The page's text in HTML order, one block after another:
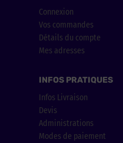
Connexion
Vos commandes
Détails du compte
Mes adresses
INFOS PRATIQUES
Infos Livraison
Devis
Administrations
Modes de paiement